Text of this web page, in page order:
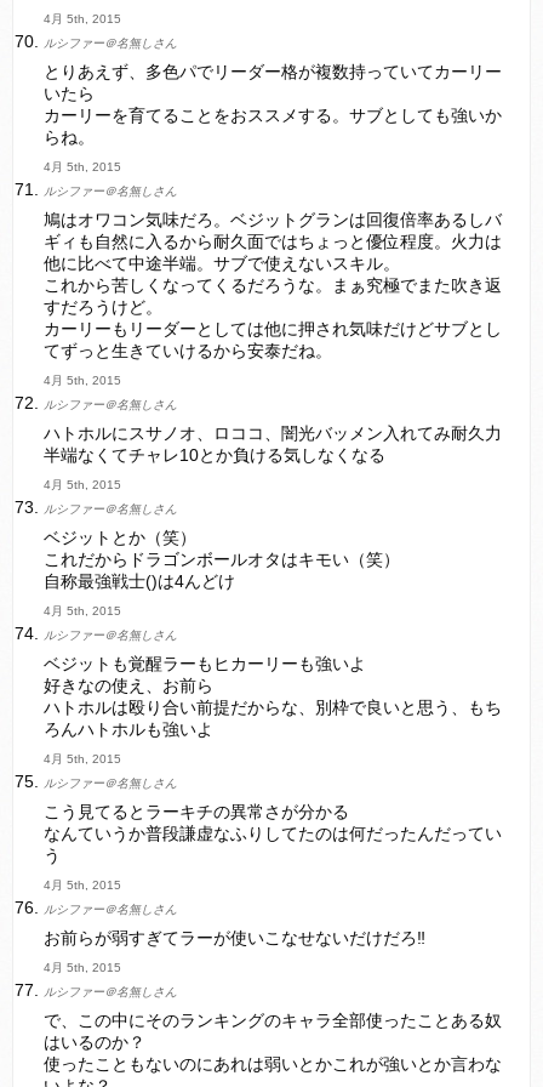
4月 5th, 2015
ルシファー＠名無しさん
とりあえず、多色パでリーダー格が複数持っていてカーリー
いたら
カーリーを育てることをおススメする。サブとしても強いか
らね。
4月 5th, 2015
ルシファー＠名無しさん
鳩はオワコン気味だろ。ベジットグランは回復倍率あるしバ
ギィも自然に入るから耐久面ではちょっと優位程度。火力は
他に比べて中途半端。サブで使えないスキル。
これから苦しくなってくるだろうな。まぁ究極でまた吹き返
すだろうけど。
カーリーもリーダーとしては他に押され気味だけどサブとし
てずっと生きていけるから安泰だね。
4月 5th, 2015
ルシファー＠名無しさん
ハトホルにスサノオ、ロココ、闇光バッメン入れてみ耐久力
半端なくてチャレ10とか負ける気しなくなる
4月 5th, 2015
ルシファー＠名無しさん
ベジットとか（笑）
これだからドラゴンボールオタはキモい（笑）
自称最強戦士()は4んどけ
4月 5th, 2015
ルシファー＠名無しさん
ベジットも覚醒ラーもヒカーリーも強いよ
好きなの使え、お前ら
ハトホルは殴り合い前提だからな、別枠で良いと思う、もち
ろんハトホルも強いよ
4月 5th, 2015
ルシファー＠名無しさん
こう見てるとラーキチの異常さが分かる
なんていうか普段謙虚なふりしてたのは何だったんだってい
う
4月 5th, 2015
ルシファー＠名無しさん
お前らが弱すぎてラーが使いこなせないだけだろ‼
4月 5th, 2015
ルシファー＠名無しさん
で、この中にそのランキングのキャラ全部使ったことある奴
はいるのか？
使ったこともないのにあれは弱いとかこれが強いとか言わな